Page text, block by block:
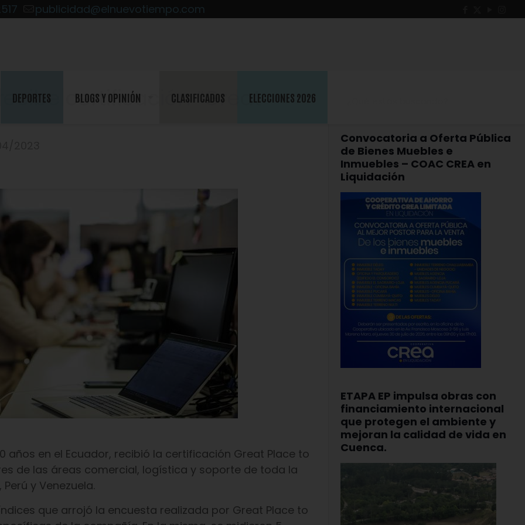
publicidad@elnuevotiempo.com
DEPORTES BLOGS Y OPINIÓN CLASIFICADOS ELECCIONES 2026
certificación “Great
años en el Ecuador, recibió la certificación Great Place to
de las áreas comercial, logística y soporte de toda la
y Venezuela.
que arrojó la encuesta realizada por Great Place to
Convocatoria a Oferta Pública
de Bienes Muebles e
Inmuebles – COAC CREA en
Liquidación
ETAPA EP impulsa obras con
financiamiento internacional
que protegen el ambiente y
mejoran la calidad de vida en
Cuenca.